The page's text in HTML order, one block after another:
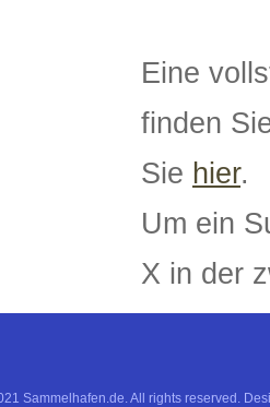
Eine
finden
Sie hier.
Um ein
X in der
Sammelhafen.de. All rights reserved.